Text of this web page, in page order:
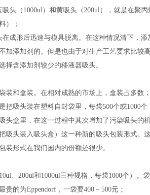
头（1000ul）和黄吸头（200ul），就是在聚
）；
成形后迅速与模具脱离。在这种情况清下，
加添加剂的。但是也由于对生产工艺要求比
择含添加剂较少的移液器吸头。
装和盒装。在相对成熟的市场上，盒装占多
把吸头装在塑料自封袋里，每袋500个或1000
头盒里，在这一过程中其次增加了污染吸头的
吸头装入吸头盒）这一种新的吸头包装形式。
装形式在我们国内的份额还很少。
、200ul和1000ul三种规格，每袋1000个）。
的为Eppendorf，一袋要400－500元；